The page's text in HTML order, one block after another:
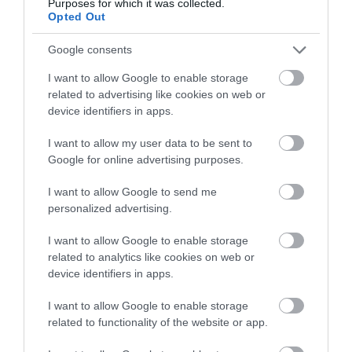
Purposes for which it was collected.
Opted Out
Google consents
I want to allow Google to enable storage
related to advertising like cookies on web or
device identifiers in apps.
I want to allow my user data to be sent to
Google for online advertising purposes.
I want to allow Google to send me
personalized advertising.
I want to allow Google to enable storage
related to analytics like cookies on web or
device identifiers in apps.
I want to allow Google to enable storage
related to functionality of the website or app.
Ezt is kóstold meg!
Koreai marhahúsos tál 20 perc alatt –
egyszerű recept a hétköznapokra
Először óvatosan válasszuk le a káposzta külső
leveleit, majd sós, forrásban lévő vízben 2-3 perc
alatt blansírozzuk, hogy könnyen lehessen
Keverjük össze a darált húst a főtt rizzsel, a
hagymával, a tojással és a fűszerekkel. Minden
káposztalevél közepére tegyünk egy adag
Olvasszuk fel a vajat egy nagy serpenyőben, a
töltött káposztákat pedig minden oldalukon